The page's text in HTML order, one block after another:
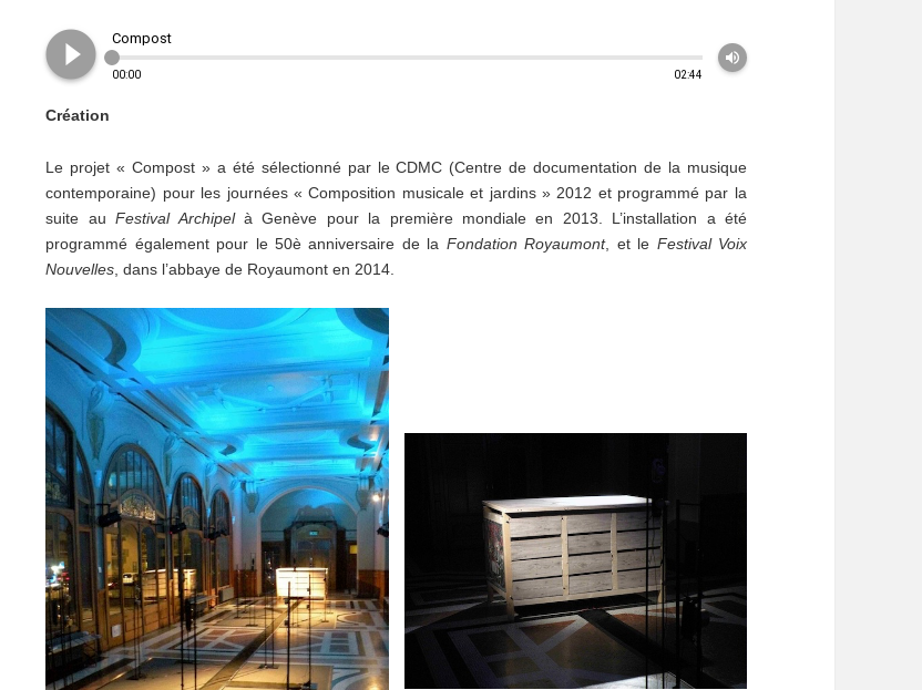
play_circle_filled Compost
00:00 02:44
volume_up
Création
Le projet « Compost » a été sélectionné par le CDMC (Centre de documentation de la musique
contemporaine) pour les journées « Composition musicale et jardins » 2012 et programmé par la
suite auFestival Archipelà Genève pour la première mondiale en 2013. L’installation a été
programmé également pour le 50è anniversaire de la Fondation Royaumont, et le Festival Voix
Nouvelles , dans l’abbaye de Royaumont en 2014.